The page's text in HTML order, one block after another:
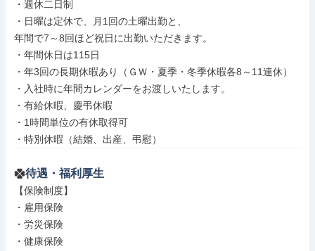
・週休二日制
・日曜は定休で、月1回の土曜出勤と、
年間で7～8回ほど祝日に出勤いただきます。
・年間休日は115日
・年3回の長期休暇あり（ＧＷ・夏季・冬季休暇各8～11連休）
・入社時に年間カレンダーをお渡しいたします。
・有給休暇、慶弔休暇
・1時間単位の有休取得可
・特別休暇（結婚、出産、弔慰）
待遇・福利厚生
【保険制度】
・雇用保険
・労災保険
・健康保険